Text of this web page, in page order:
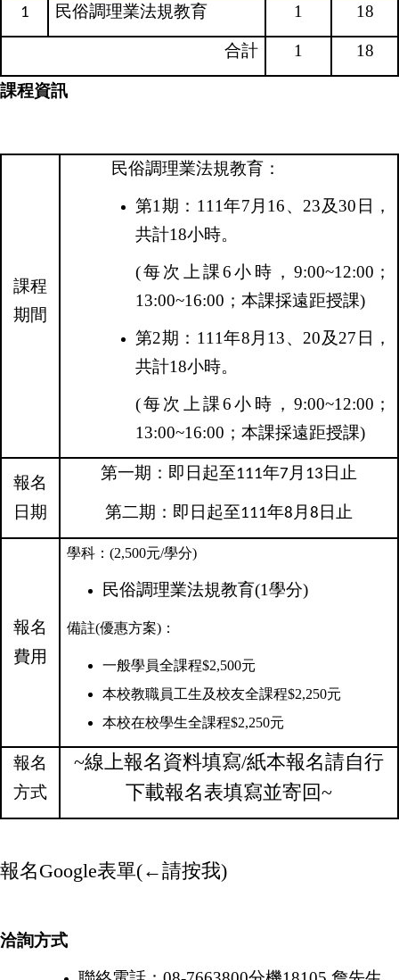
1 民俗調理業法規教育 1 18
合計 1 18
課程資訊
課程
期間
民俗調理業法規教育：
第1 期： 111年7 月 16、 23及30 日，
共計18小時。
(每次上課6小時，9:00~12:00 ；
13:00~16:00；本課採遠距授課)
第2期： 111年8 月 13、 20及27 日，
共計18小時。
(每次上課6小時，9:00~12:00 ；
13:00~16:00； 本課採遠距授課)
報名
日期
第一期：即日起至111年7 月 13 日止
第二期：即日起至111年8 月 8 日止
報名
費用
學科：(2,500元/學分)
民俗調理業法規教育(1學分)
備註(優惠方案)：
一般學員全課程$2,500元
本校教職員工生及校友全課程$2,250元
本校在校學生全課程$2,250元
報名
方式
~線上報名資料填寫/紙本報名請自行
下載報名表填寫並寄回~
報名Google表單(←請按我)
洽詢方式